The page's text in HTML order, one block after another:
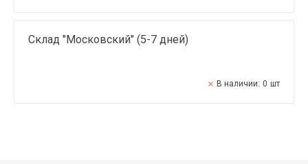
Склад "Московский" (5-7 дней)
В наличии: 0 шт